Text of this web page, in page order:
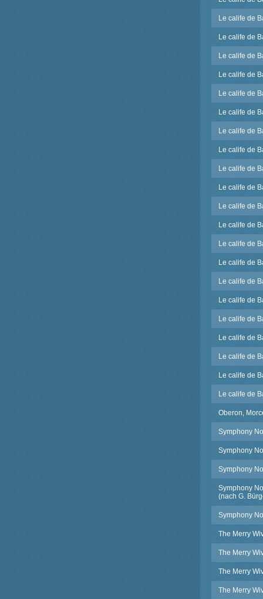
Le calife de
Le calife de
Le calife de
Le calife de
Le calife de
Le calife de
Le calife de
Le calife de
Le calife de
Le calife de
Le calife de
Le calife de
Le calife de
Le calife de
Le calife de
Le calife de
Le calife de
Le calife de
Le calife de
Le calife de
Le calife de
Oberon,
Symphony
Symphony
Symphony
Symphony
(nach G.
Symphony
The Merry
The Merry
The Merry
The Merry